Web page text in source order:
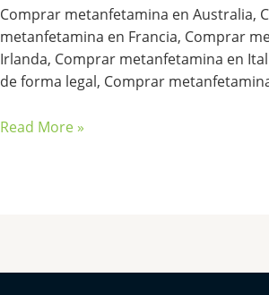
Comprar metanfetamina en Australia,
metanfetamina en Francia, Comprar
Irlanda, Comprar metanfetamina en
de forma legal, Comprar
Read More »